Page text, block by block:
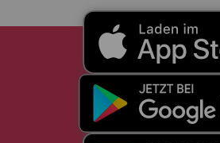
Natürliche
8%